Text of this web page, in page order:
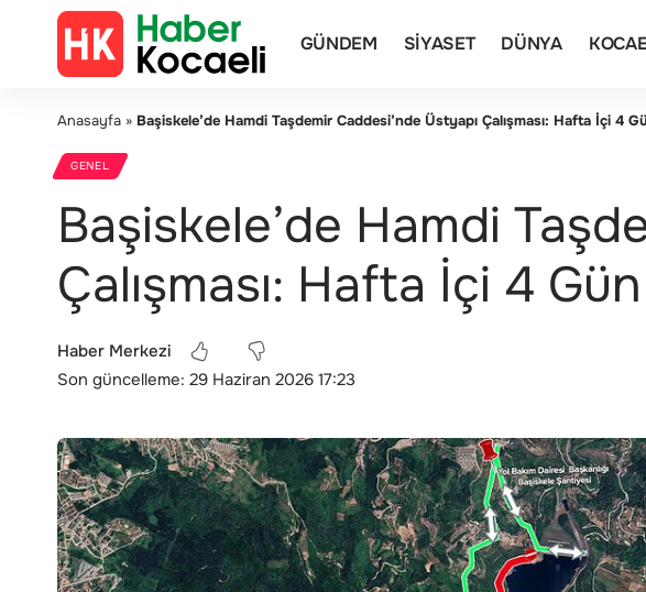
GÜNDEM SIYASET DÜNYA
Anasayfa » Başiskele’de Hamdi Taşdemir Caddesi’nde Üstyapı Çalışması: Hafta İçi 4
GENEL
Başiskele’de Hamdi
Çalışması: Hafta İçi 4
Son güncelleme: 29 Haziran 2026 17:23
Haber Merkezi